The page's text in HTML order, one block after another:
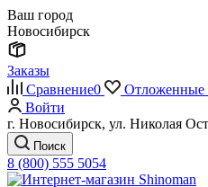
Ваш город
Новосибирск
Заказы
Сравнение0 Отложенные
Войти
г. Новосибирск, ул. Николая
Поиск
8 (800) 555 5054